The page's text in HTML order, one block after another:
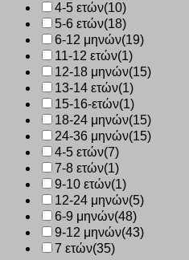
4-5 ετών(10)
5-6 ετών(18)
6-12 μηνών(19)
11-12 ετών(1)
12-18 μηνών(15)
13-14 ετών(1)
15-16-ετών(1)
18-24 μηνών(15)
24-36 μηνών(15)
4-5 ετών(7)
7-8 ετών(1)
9-10 ετών(1)
12-24 μηνών(5)
6-9 μηνών(48)
9-12 μηνών(43)
7 ετών(35)